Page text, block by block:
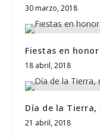
30 marzo, 2018
Fiestas en
18 abril, 2018
Día de la
21 abril, 2018